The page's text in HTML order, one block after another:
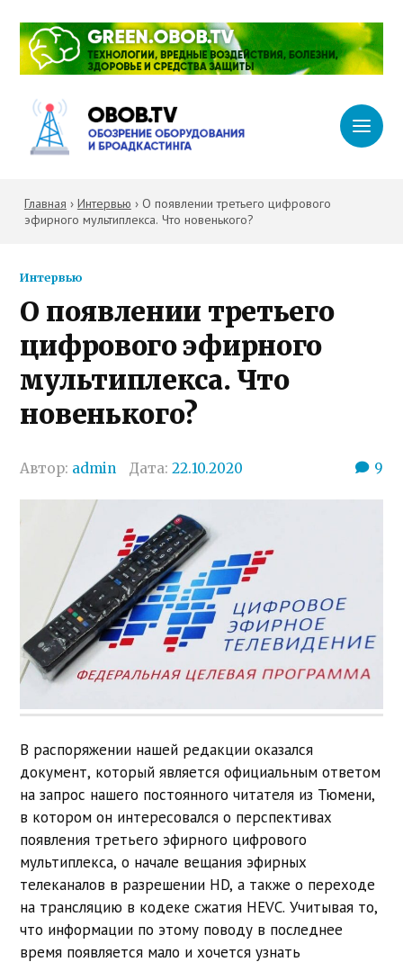
Главная › Интервью › О появлении третьего цифрового
эфирного мультиплекса. Что новенького?
Интервью
О появлении третьего
цифрового эфирного
мультиплекса. Что
новенького?
Автор: admin Дата:22.10.2020 9
В распоряжении нашей редакции оказался
документ, который является официальным ответом
на запрос нашего постоянного читателя из Тюмени,
в котором он интересовался о перспективах
появления третьего эфирного цифрового
мультиплекса, о начале вещания эфирных
телеканалов в разрешении HD, а также о переходе
на трансляцию в кодеке сжатия HEVC. Учитывая то,
что информации по этому поводу в последнее
время появляется мало и хочется узнать